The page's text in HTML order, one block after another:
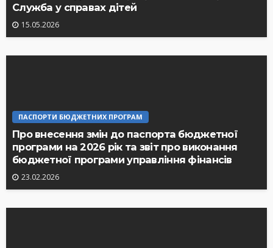
Служба у справах дітей
15.05.2026
ПАСПОРТИ БЮДЖЕТНИХ ПРОГРАМ
Про внесення змін до паспорта бюджетної
програми на 2026 рік та звіт про виконання
бюджетної програми управління фінансів
23.02.2026